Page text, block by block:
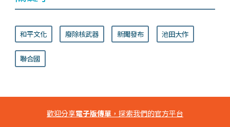
和平文化 廢除核武器 新聞發布 池田大作
聯合國
歡迎分享電子版傳單 ，探索我們的官方平台